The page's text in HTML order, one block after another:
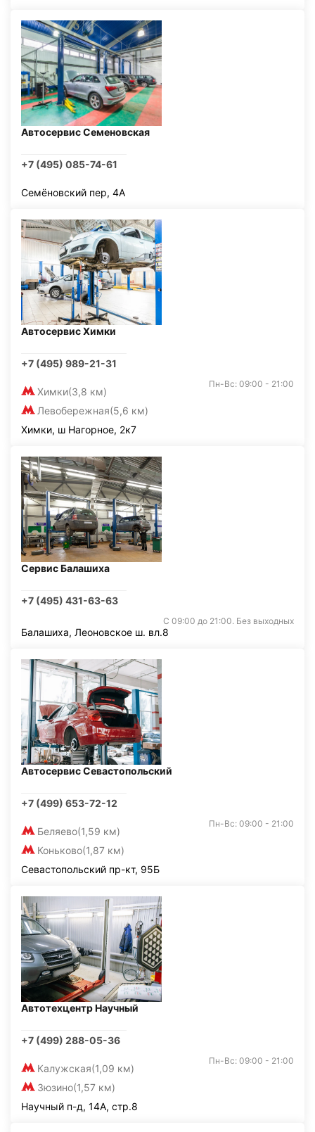
Автосервис Семеновская
+7 (495) 085-74-61
Семёновский пер, 4А
Автосервис Химки
+7 (495) 989-21-31
Химки(3,8 км)
Левобережная(5,6 км)
Пн-Вс: 09:00 - 21:00
Химки, ш Нагорное, 2к7
Сервис Балашиха
+7 (495) 431-63-63
С 09:00 до 21:00. Без выходных
Балашиха, Леоновское ш. вл.8
Автосервис Севастопольский
+7 (499) 653-72-12
Беляево(1,59 км)
Коньково(1,87 км)
Пн-Вс: 09:00 - 21:00
Севастопольский пр-кт, 95Б
Автотехцентр Научный
+7 (499) 288-05-36
Калужская(1,09 км)
Зюзино(1,57 км)
Пн-Вс: 09:00 - 21:00
Научный п-д, 14А, стр.8